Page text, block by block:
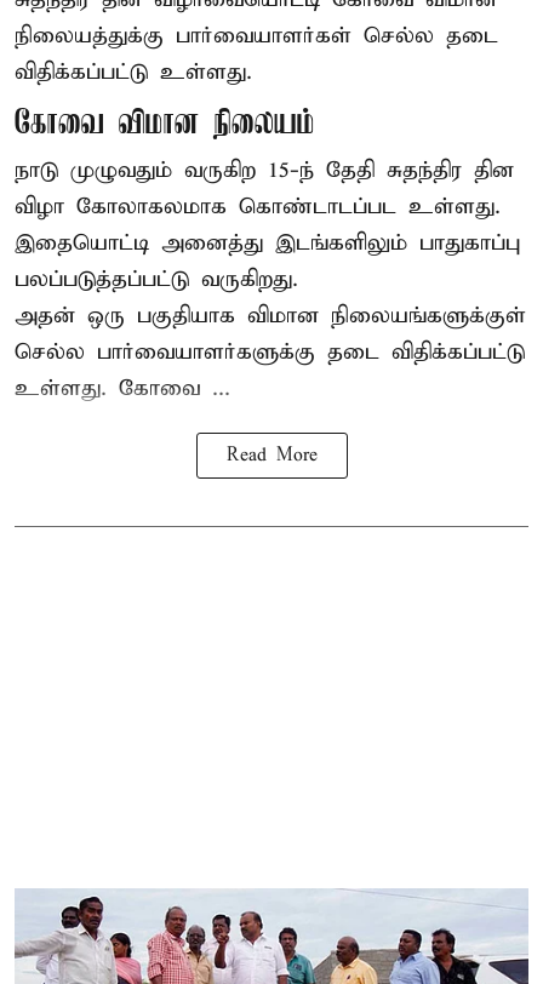
நிலையத்துக்கு பார்வையாளர்கள் செல்ல தடை
விதிக்கப்பட்டு உள்ளது.
கோவை விமான நிலையம்
நாடு முழுவதும் வருகிற 15-ந் தேதி சுதந்திர தின
விழா கோலாகலமாக கொண்டாடப்பட உள்ளது.
இதையொட்டி அனைத்து இடங்களிலும் பாதுகாப்பு
பலப்படுத்தப்பட்டு வருகிறது.
அதன் ஒரு பகுதியாக விமான நிலையங்களுக்குள்
செல்ல பார்வையாளர்களுக்கு தடை விதிக்கப்பட்டு
உள்ளது. கோவை ...
Read More